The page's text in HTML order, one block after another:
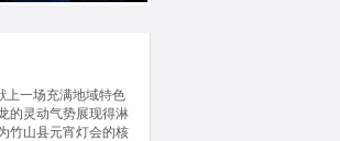
上一场充满地域特色
的灵动气势展现得淋
竹山县元宵灯会的核